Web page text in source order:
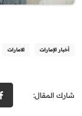
أخبار الإمارات الامارات
شارك المقال: